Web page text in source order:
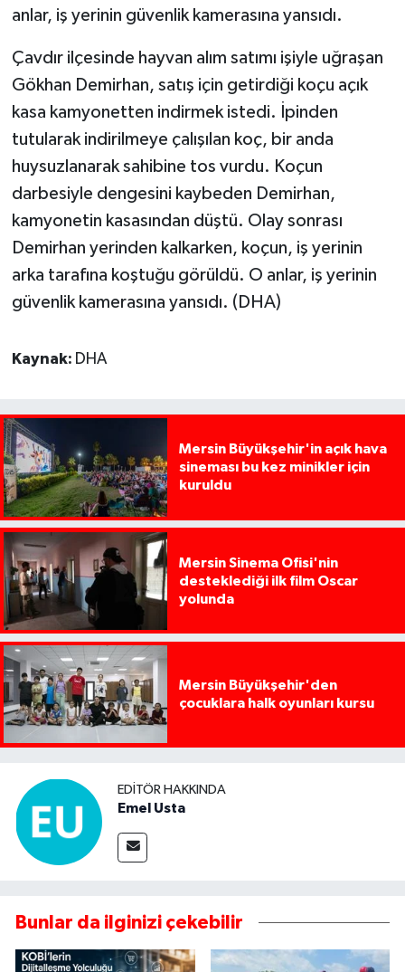
anlar, iş yerinin güvenlik kamerasına yansıdı.
Çavdır ilçesinde hayvan alım satımı işiyle uğraşan
Gökhan Demirhan, satış için getirdiği koçu açık
kasa kamyonetten indirmek istedi. İpinden
tutularak indirilmeye çalışılan koç, bir anda
huysuzlanarak sahibine tos vurdu. Koçun
darbesiyle dengesini kaybeden Demirhan,
kamyonetin kasasından düştü. Olay sonrası
Demirhan yerinden kalkarken, koçun, iş yerinin
arka tarafına koştuğu görüldü. O anlar, iş yerinin
güvenlik kamerasına yansıdı. (DHA)
Kaynak: DHA
Mersin Büyükşehir'in açık hava
sineması bu kez minikler için
kuruldu
Mersin Sinema Ofisi'nin
desteklediği ilk film Oscar
yolunda
Mersin Büyükşehir'den
çocuklara halk oyunları kursu
EDITÖR HAKKINDA
Emel Usta
Bunlar da ilginizi çekebilir